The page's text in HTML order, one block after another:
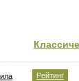
Рейтинг